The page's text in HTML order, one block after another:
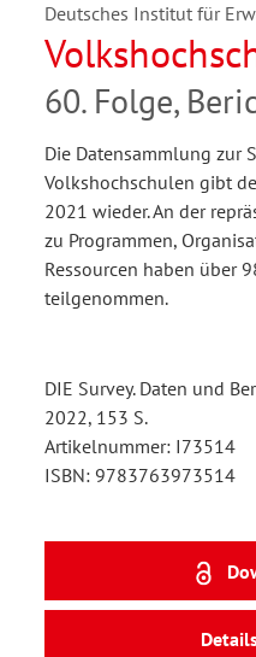
Deutsches Institut für
60. Folge,
Die Datensammlung zur
Volkshochschulen gibt
2021 wieder. An der
zu Programmen,
Ressourcen haben über
teilgenommen.
DIE Survey. Daten und
2022, 153 S.
Artikelnummer: I73514
ISBN: 9783763973514